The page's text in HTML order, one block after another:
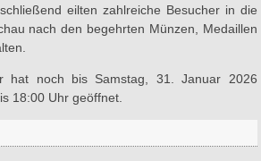
eilten zahlreiche Besucher in die
nach den begehrten Münzen, Medaillen
hat noch bis Samstag, 31. Januar 2026
18:00 Uhr geöffnet.